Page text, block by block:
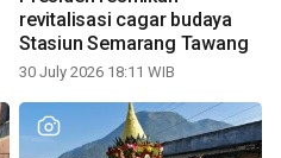
revitalisasi cagar budaya
Stasiun Semarang Tawang
30 July 2026 18:11 WIB